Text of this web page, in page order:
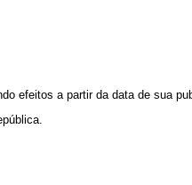
efeitos a partir da data de sua